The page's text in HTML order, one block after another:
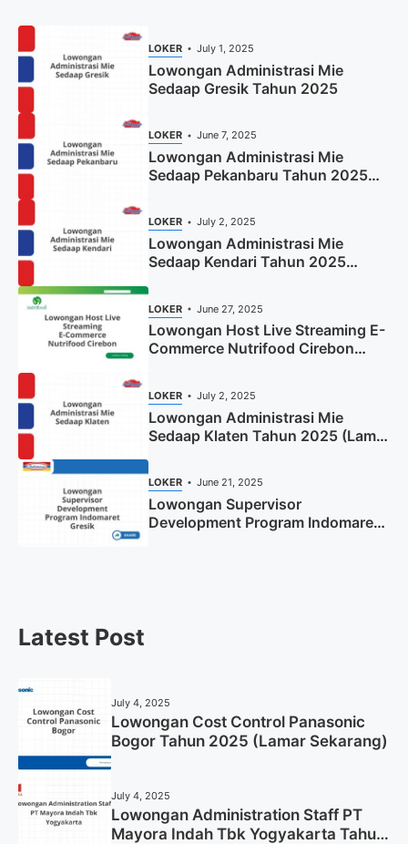
LOKER July 1, 2025
Lowongan Administrasi Mie
Sedaap Gresik Tahun 2025
LOKER June 7, 2025
Lowongan Administrasi Mie
Sedaap Pekanbaru Tahun 2025
LOKER July 2, 2025
Lowongan Administrasi Mie
Sedaap Kendari Tahun 2025
LOKER June 27, 2025
Lowongan Host Live Streaming E-
Commerce Nutrifood Cirebon
LOKER July 2, 2025
Lowongan Administrasi Mie
Sedaap Klaten Tahun 2025 (Lamar
LOKER June 21, 2025
Lowongan Supervisor
Development Program Indomaret
Latest Post
July 4, 2025
Lowongan Cost Control Panasonic
Bogor Tahun 2025 (Lamar Sekarang)
July 4, 2025
Lowongan Administration Staff PT
Mayora Indah Tbk Yogyakarta Tahun